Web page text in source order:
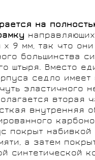
на
9 мм, так что
большинства
штыря. Вместо
седло имеет
эластичного
вторая
внутренняя
покрыт
а затем
синтетической